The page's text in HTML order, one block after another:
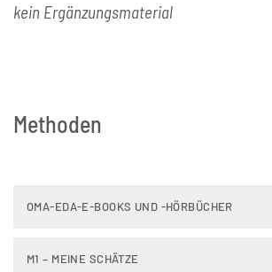
kein Ergänzungsmaterial
Methoden
OMA-EDA-E-BOOKS UND -HÖRBÜCHER
M1 – MEINE SCHÄTZE